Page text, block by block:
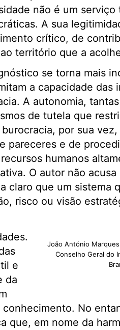
não é um serviço
A sua
crítico, de
território que a
se torna mais
a capacidade das
A autonomia,
de tutela que
por sua
pareceres e de
humanos
O autor não
claro que um sistema
risco ou visão
João António
Conselho Geral do
e
da
No
que, em nome da